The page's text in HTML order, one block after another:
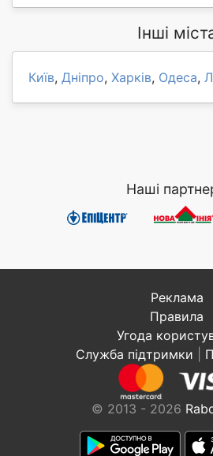
Інші
Київ, Дніпро, Харків, Одеса,
Наші
Реклама
Правила
Угода
Служба підтримки
© 2013 - 2026